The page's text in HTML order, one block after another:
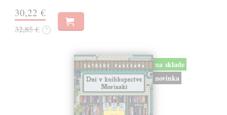
30,22 €
32,85 € ?
na sklade
novinka